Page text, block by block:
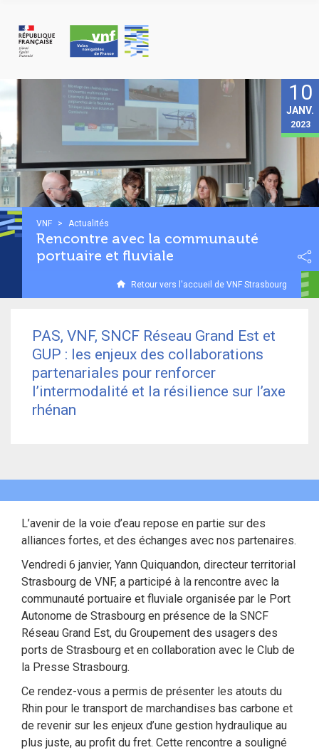
10
JANV.
2023
VNF > Actualités
Rencontre avec la communauté
portuaire et fluviale
Retour vers l'accueil de VNF Strasbourg
PAS, VNF, SNCF Réseau Grand Est et
GUP : les enjeux des collaborations
partenariales pour renforcer
l’intermodalité et la résilience sur l’axe
rhénan
L’avenir de la voie d’eau repose en partie sur des
alliances fortes, et des échanges avec nos partenaires.
Vendredi 6 janvier, Yann Quiquandon, directeur territorial
Strasbourg de VNF, a participé à la rencontre avec la
communauté portuaire et fluviale organisée par le Port
Autonome de Strasbourg en présence de la SNCF
Réseau Grand Est, du Groupement des usagers des
ports de Strasbourg et en collaboration avec le Club de
la Presse Strasbourg.
Ce rendez-vous a permis de présenter les atouts du
Rhin pour le transport de marchandises bas carbone et
de revenir sur les enjeux d’une gestion hydraulique au
plus juste, au profit du fret. Cette rencontre a souligné